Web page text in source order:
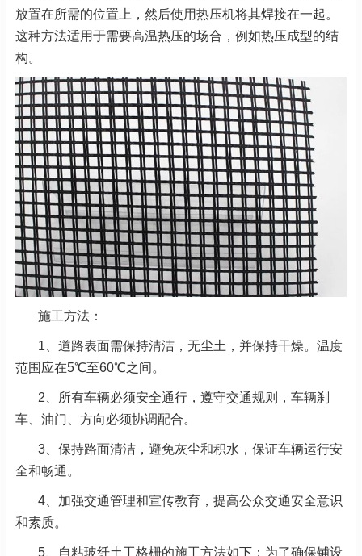
放置在所需的位置上，然后使用热压机将其焊接在一起。
这种方法适用于需要高温热压的场合，例如热压成型的结
构。
施工方法：
1、道路表面需保持清洁，无尘土，并保持干燥。温度
范围应在5℃至60℃之间。
2、所有车辆必须安全通行，遵守交通规则，车辆刹
车、油门、方向必须协调配合。
3、保持路面清洁，避免灰尘和积水，保证车辆运行安
全和畅通。
4、加强交通管理和宣传教育，提高公众交通安全意识
和素质。
5、自粘玻纤土工格栅的施工方法如下：为了确保铺设